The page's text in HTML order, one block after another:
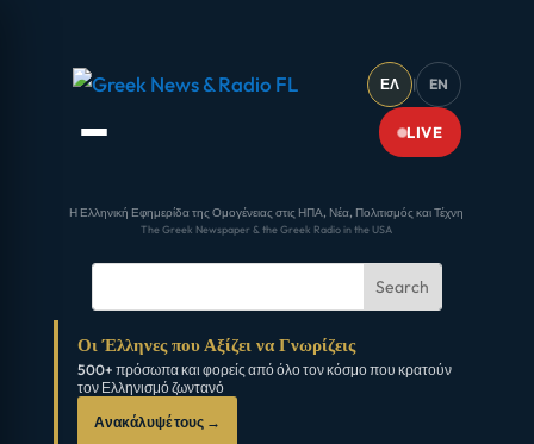
ΕΛ | EN
LIVE
Η Ελληνική Εφημερίδα της Ομογένειας στις ΗΠΑ, Νέα, Πολιτισμός και Τέχνη
The Greek Newspaper & the Greek Radio in the USA
Οι Έλληνες που Αξίζει να Γνωρίζεις
500+ πρόσωπα και φορείς από όλο τον κόσμο που κρατούν
τον Ελληνισμό ζωντανό
Ανακάλυψέ τους →